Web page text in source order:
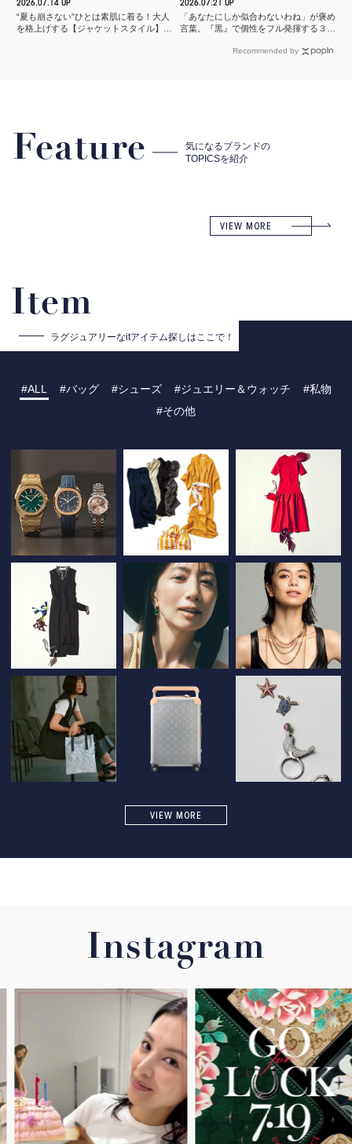
2026.07.14 UP
“夏も崩さない”ひとは素肌に着る！大人
を格上げする【ジャケットスタイル】厳
2026.07.21 UP
「あなたにしか似合わないわね」が褒め
言葉。『黒』で個性をフル発揮する３つ
Recommended by
Feature
気になるブランドの
TOPICSを紹介
VIEW MORE
Item
ラグジュアリーなitアイテム探しはここで！
ALL バッグ シューズ ジュエリー＆ウォッチ
私物
その他
VIEW MORE
Instagram